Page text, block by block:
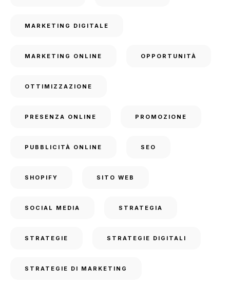
MARKETING DIGITALE
MARKETING ONLINE OPPORTUNITÀ
OTTIMIZZAZIONE
PRESENZA ONLINE PROMOZIONE
PUBBLICITÀ ONLINE SEO
SHOPIFY SITO WEB
SOCIAL MEDIA STRATEGIA
STRATEGIE STRATEGIE DIGITALI
STRATEGIE DI MARKETING